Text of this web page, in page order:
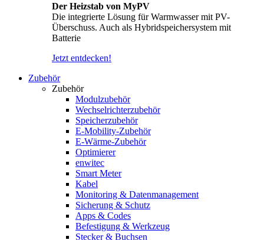
Der Heizstab von MyPV
Die integrierte Lösung für Warmwasser mit PV-
Überschuss. Auch als Hybridspeichersystem mit
Batterie
Jetzt entdecken!
Zubehör
Zubehör
Modulzubehör
Wechselrichterzubehör
Speicherzubehör
E-Mobility-Zubehör
E-Wärme-Zubehör
Optimierer
enwitec
Smart Meter
Kabel
Monitoring & Datenmanagement
Sicherung & Schutz
Apps & Codes
Befestigung & Werkzeug
Stecker & Buchsen